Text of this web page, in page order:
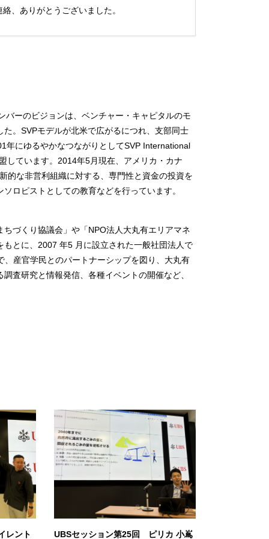
、ありがとうございました。
ーのビジョンは、ベンチャー・キャピタルのモ
。SVPモデルが北米で広がるにつれ、支部同士
年にゆるやかなつながりとしてSVP International
しています。2014年5月現在、アメリカ・カナ
的な非営利組織に対する、専門性と資金の投資を
ロピストとしての教育などを行っています。
づくり協議会」や「NPO法人大丸有エリアマネ
とに、2007 年5 月に設立された一般社団法人で
産官学民とのパートナーシップを図り、大丸有
査研究と情報発信、各種イベントの開催など、
レント UBSセッション第25回 ピリカ 小嶌